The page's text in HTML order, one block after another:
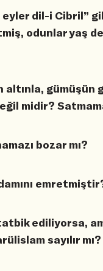
dil-i Cibril”
odunlar yaş
altınla,
midir?
bozar mı?
ediliyorsa,
sayılır mı?